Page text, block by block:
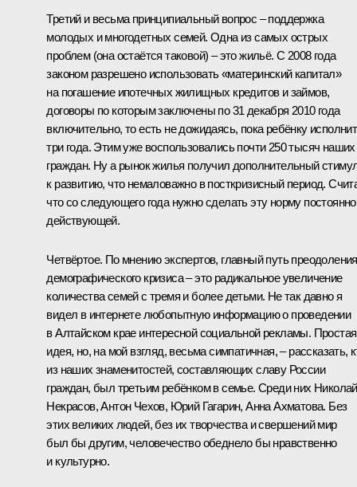
Третий и весьма принципиальный вопрос – поддержка
молодых и многодетных семей. Одна из самых острых
проблем (она остаётся таковой) – это жильё. С 2008 года
законом разрешено использовать «материнский капитал»
на погашение ипотечных жилищных кредитов и займов,
договоры по которым заключены по 31 декабря 2010 года
включительно, то есть не дожидаясь, пока ребёнку
три года. Этим уже воспользовались почти 250 тысяч наших
граждан. Ну а рынок жилья получил дополнительный
к развитию, что немаловажно в посткризисный период.
что со следующего года нужно сделать эту норму постоянно
действующей.
Четвёртое. По мнению экспертов, главный путь преодоления
демографического кризиса – это радикальное увеличение
количества семей с тремя и более детьми. Не так давно я
видел в интернете любопытную информацию о проведении
в Алтайском крае интересной социальной рекламы. Простая
идея, но, на мой взгляд, весьма симпатичная, – рассказать,
из наших знаменитостей, составляющих славу России
граждан, был третьим ребёнком в семье. Среди них Николай
Некрасов, Антон Чехов, Юрий Гагарин, Анна Ахматова. Без
этих великих людей, без их творчества и свершений мир
был бы другим, человечество обеднело бы нравственно
и культурно.